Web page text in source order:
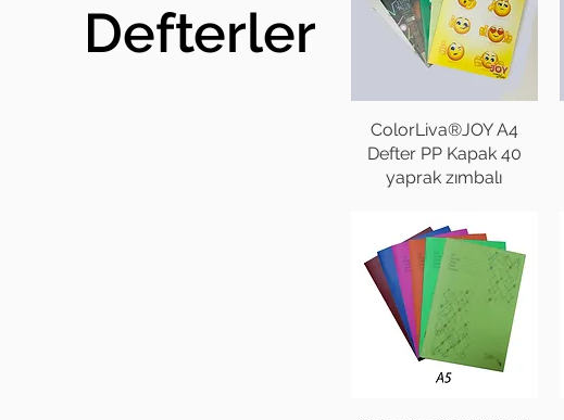
Defterler
ColorLiva®JOY A4
Defter PP Kapak 40
yaprak zımbalı